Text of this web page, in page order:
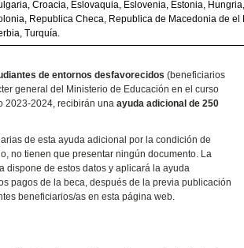
Croacia, Eslovaquia, Eslovenia, Estonia,
Republica Checa, Republica de Macedonia de el
Turquía.
de entornos desfavorecidos (beneficiarios
general del Ministerio de Educación en el curso
2023-2024, recibirán unaayuda adicional de 250
de esta ayuda adicional por la condición de
no tienen que presentar ningún documento. La
dispone de estos datos y aplicará la ayuda
pagos de la beca, después de la previa publicación
beneficiarios/as en esta página web.